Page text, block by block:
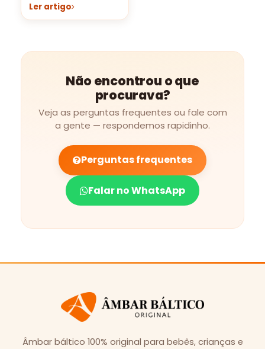
Ler artigo
Não encontrou o que
procurava?
Veja as perguntas frequentes ou fale com
a gente — respondemos rapidinho.
Perguntas frequentes
Falar no WhatsApp
Âmbar báltico 100% original para bebês, crianças e